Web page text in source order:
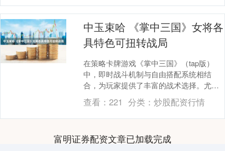
中玉束哈 《掌中三国》女将各
具特色可扭转战局
在策略卡牌游戏《掌中三国》（tap版）
中，即时战斗机制与自由搭配系统相结
合，为玩家提供了丰富的战术选择。尤其
值得关注的是多位女性武将，她们不仅形
象鲜明，技能设计....
查看：221 分类： 炒股配资行情
富明证券配资文章已加载完成